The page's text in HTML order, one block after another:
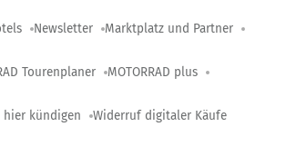
Newsletter Marktplatz und Partner
Tourenplaner MOTORRAD plus
kündigen Widerruf digitaler Käufe